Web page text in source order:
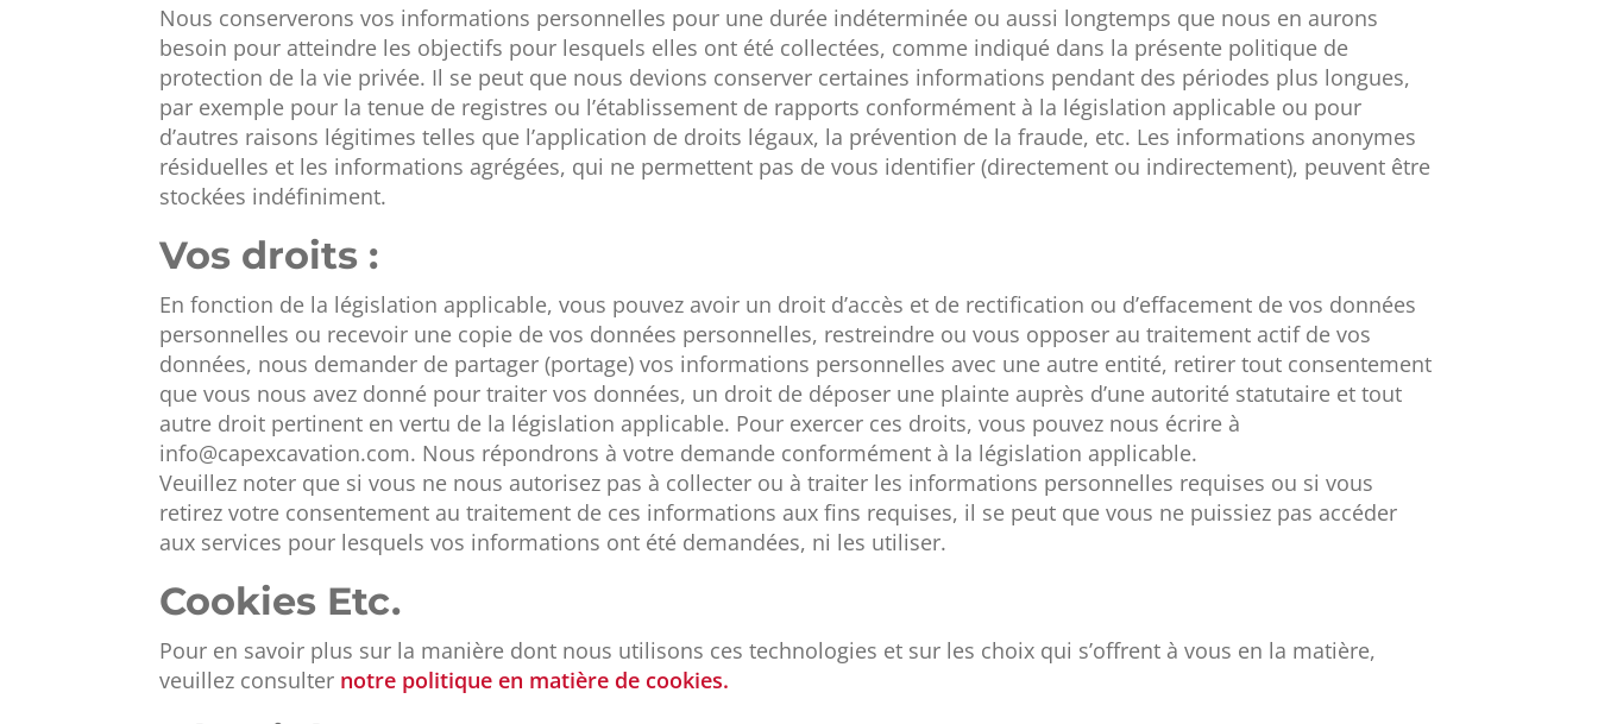
Nous conserverons vos informations personnelles pour une durée indéterminée ou aussi longtemps que nous en aurons
besoin pour atteindre les objectifs pour lesquels elles ont été collectées, comme indiqué dans la présente politique de
protection de la vie privée. Il se peut que nous devions conserver certaines informations pendant des périodes plus longues,
par exemple pour la tenue de registres ou l’établissement de rapports conformément à la législation applicable ou pour
d’autres raisons légitimes telles que l’application de droits légaux, la prévention de la fraude, etc. Les informations anonymes
résiduelles et les informations agrégées, qui ne permettent pas de vous identifier (directement ou indirectement), peuvent être
stockées indéfiniment.
Vos droits :
En fonction de la législation applicable, vous pouvez avoir un droit d’accès et de rectification ou d’effacement de vos données
personnelles ou recevoir une copie de vos données personnelles, restreindre ou vous opposer au traitement actif de vos
données, nous demander de partager (portage) vos informations personnelles avec une autre entité, retirer tout consentement
que vous nous avez donné pour traiter vos données, un droit de déposer une plainte auprès d’une autorité statutaire et tout
autre droit pertinent en vertu de la législation applicable. Pour exercer ces droits, vous pouvez nous écrire à
info@capexcavation.com. Nous répondrons à votre demande conformément à la législation applicable.
Veuillez noter que si vous ne nous autorisez pas à collecter ou à traiter les informations personnelles requises ou si vous
retirez votre consentement au traitement de ces informations aux fins requises, il se peut que vous ne puissiez pas accéder
aux services pour lesquels vos informations ont été demandées, ni les utiliser.
Cookies Etc.
Pour en savoir plus sur la manière dont nous utilisons ces technologies et sur les choix qui s’offrent à vous en la matière,
veuillez consulter notre politique en matière de cookies.